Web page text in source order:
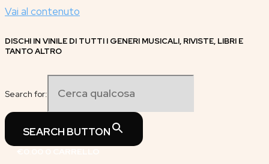
Vai al contenuto
DISCHI IN VINILE DI TUTTI I GENERI MUSICALI, RIVISTE, LIBRI E
TANTO ALTRO
Search for:
SEARCH BUTTON